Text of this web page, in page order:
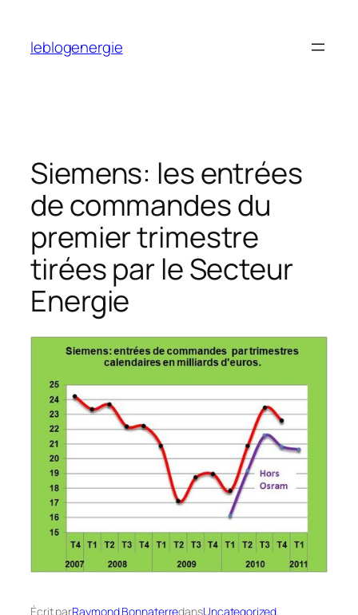
contenu
leblogenergie
Siemens: les entrées
de commandes du
premier trimestre
tirées par le Secteur
Energie
Écrit parRaymond BonnaterredansUncategorized